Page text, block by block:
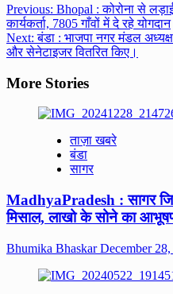
Post
navigation
Previous: Bhopal : कोरोना से
कार्यकर्ता, 7805 गाँवों में दे रहे योगदान
Next:बंडा : भाजपा नगर मंडल
और सेनेटाइजर वितरित किए।
More Stories
ताज़ा खबरे
बंडा
सागर
MadhyaPradesh : सागर
मिसाल, लाखो के सोने का
Bhumika BhaskarDecember